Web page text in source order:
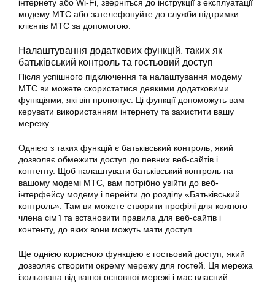
інтернету або Wi-Fi, зверніться до інструкції з експлуатації
модему МТС або зателефонуйте до служби підтримки
клієнтів МТС за допомогою.
Налаштування додаткових функцій, таких як
батьківський контроль та гостьовий доступ
Після успішного підключення та налаштування модему
МТС ви можете скористатися деякими додатковими
функціями, які він пропонує. Ці функції допоможуть вам
керувати використанням інтернету та захистити вашу
мережу.
Однією з таких функцій є батьківський контроль, який
дозволяє обмежити доступ до певних веб-сайтів і
контенту. Щоб налаштувати батьківський контроль на
вашому модемі МТС, вам потрібно увійти до веб-
інтерфейсу модему і перейти до розділу «Батьківський
контроль». Там ви можете створити профілі для кожного
члена сім’ї та встановити правила для веб-сайтів і
контенту, до яких вони можуть мати доступ.
Ще однією корисною функцією є гостьовий доступ, який
дозволяє створити окрему мережу для гостей. Ця мережа
ізольована від вашої основної мережі і має власний